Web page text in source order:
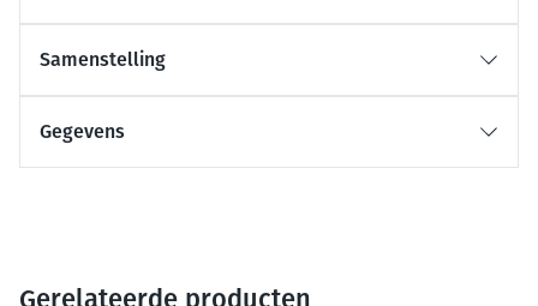
Samenstelling
Gegevens
Gerelateerde producten